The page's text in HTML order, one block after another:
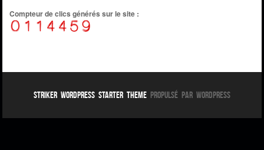
Compteur de clics générés sur le site :
Striker WordPress Starter Theme Propulsé par WordPress